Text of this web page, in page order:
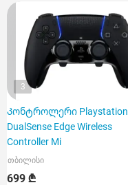
3
Კონტროლერი Playstation
DualSense Edge Wireless
Controller Mi
თბილისი
699 ₾